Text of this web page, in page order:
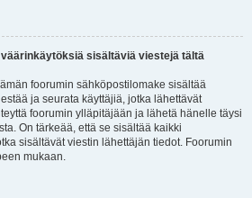
sisältäviä viestejä tältä
foorumin sähköpostilomake sisältää
ja seurata käyttäjiä, jotka lähettävät
foorumin ylläpitäjään ja lähetä hänelle täysi
On tärkeää, että se sisältää kaikki
sisältävät viestin lähettäjän tiedot. Foorumin
mukaan.